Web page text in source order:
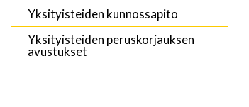
Yksityisteiden kunnossapito
Yksityisteiden peruskorjauksen
avustukset